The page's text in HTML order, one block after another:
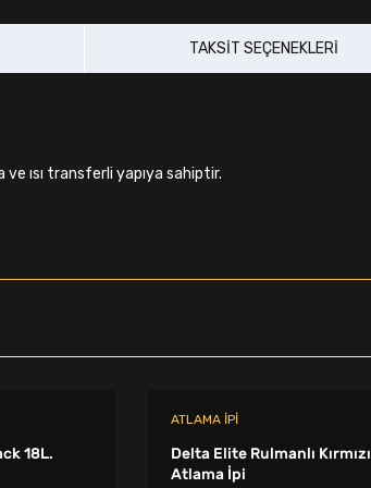
TAKSIT SEÇENEKLERI
ısı transferli yapıya sahiptir.
18L.
ATLAMA İPI
Delta Elite Rulmanlı Kırmızı
Atlama İpi